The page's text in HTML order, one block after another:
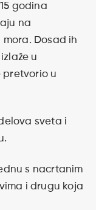
godina
na
Dosad ih
u
pretvorio u
sveta i
s nacrtanim
i drugu koja